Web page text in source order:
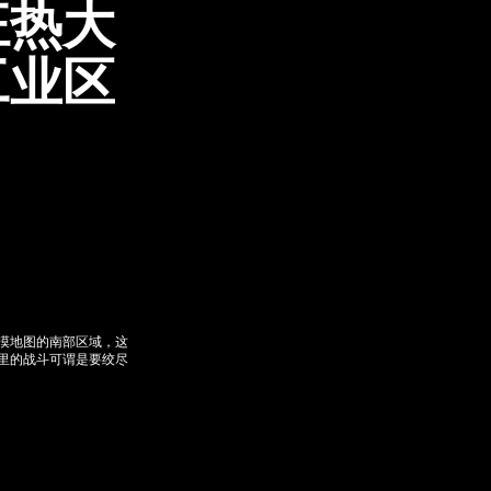
大
区
地图的南部区域，这
的战斗可谓是要绞尽